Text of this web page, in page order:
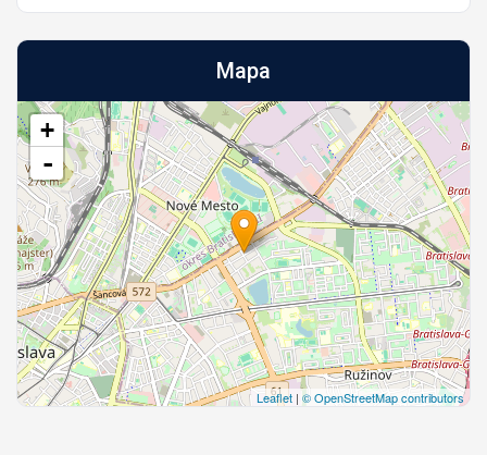
Mapa
+
-
Leaflet | © OpenStreetMap contributors